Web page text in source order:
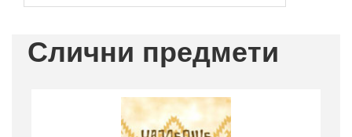
Слични предмети